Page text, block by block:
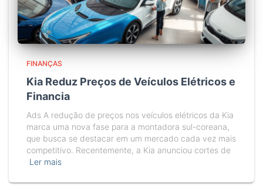
FINANÇAS
Kia Reduz Preços de Veículos Elétricos e
Financia
Ads A redução de preços nos veículos elétricos da Kia
marca uma nova fase para a montadora sul-coreana,
que busca se destacar em um mercado cada vez mais
competitivo. Recentemente, a Kia anunciou cortes de
Ler mais